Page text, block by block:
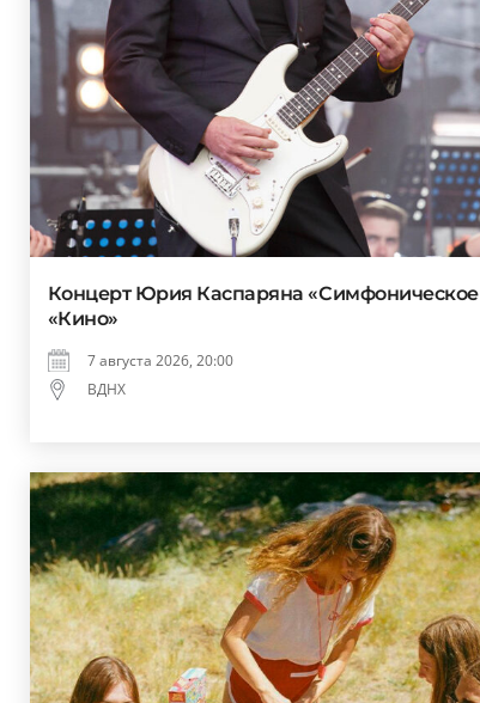
Концерт Юрия Каспаряна «Симфоническое
«Кино»
7 августа 2026, 20:00
ВДНХ